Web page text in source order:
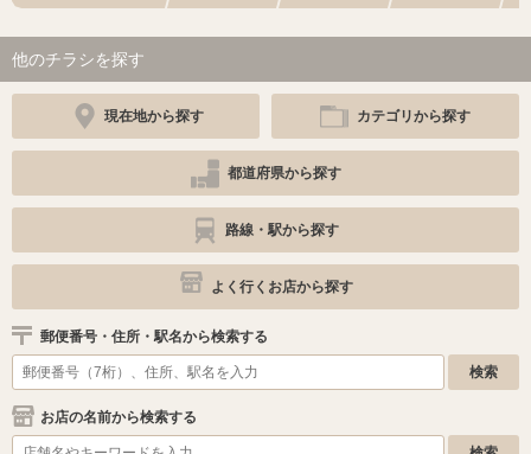
他のチラシを探す
現在地から探す カテゴリから探す
都道府県から探す
路線・駅から探す
よく行くお店から探す
郵便番号・住所・駅名から検索する
お店の名前から検索する